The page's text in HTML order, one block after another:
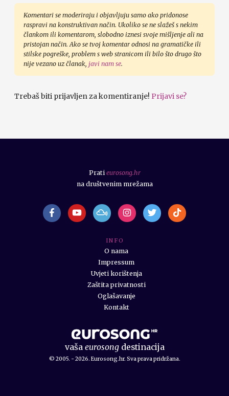
Komentari se moderiraju i objavljuju samo ako pridonose
raspravi na konstruktivan način. Ukoliko se ne slažeš s nekim
člankom ili komentarom, slobodno iznesi svoje mišljenje ali na
pristojan način. Ako se tvoj komentar odnosi na gramatičke ili
stilske pogreške, problem s web stranicom ili bilo što drugo što
nije vezano uz članak, javi nam se.
Trebaš biti prijavljen za komentiranje! Prijavi se?
vaša eurosongdestinacija
© 2005. - 2026. Eurosong.hr. Sva prava pridržana.
I N F O
O nama
Impressum
Uvjeti korištenja
Zaštita privatnosti
Oglašavanje
Kontakt
Prati eurosong.hr
na društvenim mrežama